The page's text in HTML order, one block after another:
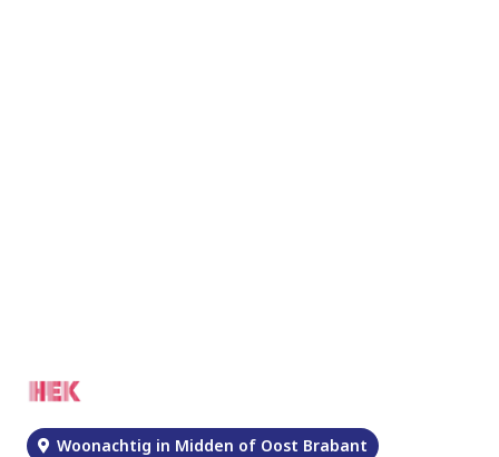
Woonachtig in Midden of Oost Brabant